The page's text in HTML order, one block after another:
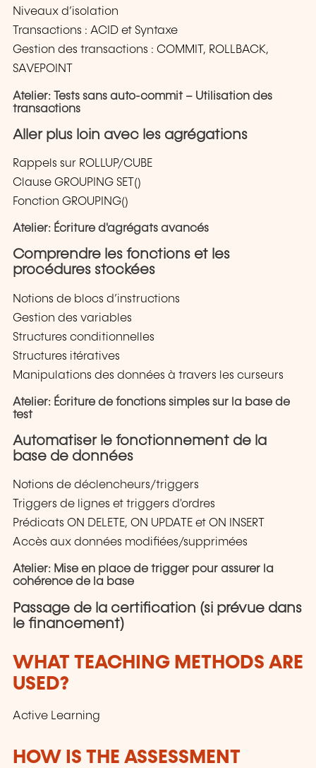
Niveaux d’isolation
Transactions : ACID et Syntaxe
Gestion des transactions : COMMIT, ROLLBACK,
SAVEPOINT
Atelier: Tests sans auto-commit – Utilisation des
transactions
Aller plus loin avec les agrégations
Rappels sur ROLLUP/CUBE
Clause GROUPING SET()
Fonction GROUPING()
Atelier: Écriture d'agrégats avancés
Comprendre les fonctions et les
procédures stockées
Notions de blocs d’instructions
Gestion des variables
Structures conditionnelles
Structures itératives
Manipulations des données à travers les curseurs
Atelier: Écriture de fonctions simples sur la base de
test
Automatiser le fonctionnement de la
base de données
Notions de déclencheurs/triggers
Triggers de lignes et triggers d'ordres
Prédicats ON DELETE, ON UPDATE et ON INSERT
Accès aux données modifiées/supprimées
Atelier: Mise en place de trigger pour assurer la
cohérence de la base
Passage de la certification (si prévue dans
le financement)
WHAT TEACHING METHODS ARE
USED?
Active Learning
HOW IS THE ASSESSMENT